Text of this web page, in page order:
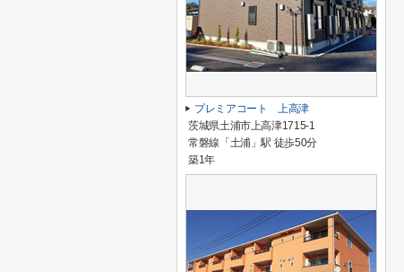
プレミアコート 上高津
茨城県土浦市上高津1715-1
常磐線「土浦」駅 徒歩50分
築1年